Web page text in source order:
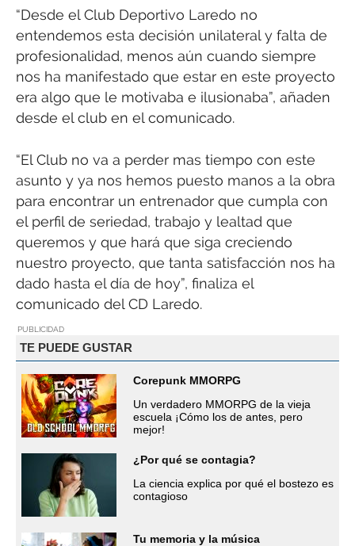
“Desde el Club Deportivo Laredo no
entendemos esta decisión unilateral y falta de
profesionalidad, menos aún cuando siempre
nos ha manifestado que estar en este proyecto
era algo que le motivaba e ilusionaba”, añaden
desde el club en el comunicado.
“El Club no va a perder mas tiempo con este
asunto y ya nos hemos puesto manos a la obra
para encontrar un entrenador que cumpla con
el perfil de seriedad, trabajo y lealtad que
queremos y que hará que siga creciendo
nuestro proyecto, que tanta satisfacción nos ha
dado hasta el día de hoy”, finaliza el
comunicado del CD Laredo.
PUBLICIDAD
TE PUEDE GUSTAR
Corepunk MMORPG
Un verdadero MMORPG de la vieja
escuela ¡Cómo los de antes, pero
mejor!
¿Por qué se contagia?
La ciencia explica por qué el bostezo es
contagioso
Tu memoria y la música